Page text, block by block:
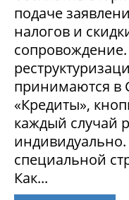
подаче
налогов и
принимаются в
«Кредиты»,
каждый случай
специальной
Как...